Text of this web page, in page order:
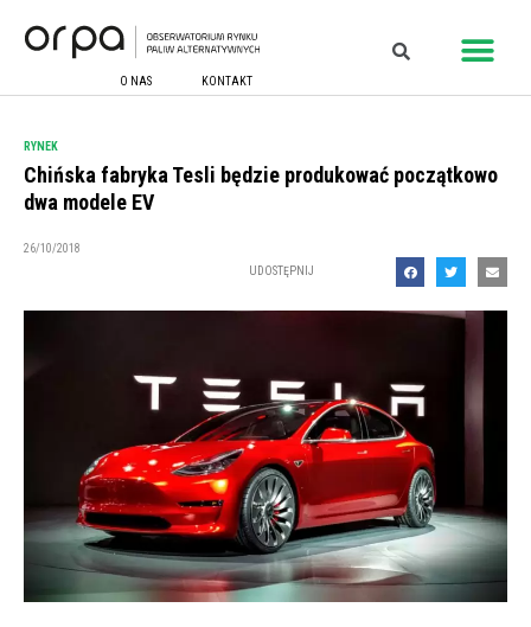
O NAS KONTAKT
RYNEK
Chińska fabryka Tesli będzie produkować początkowo
dwa modele EV
26/10/2018
UDOSTĘPNIJ